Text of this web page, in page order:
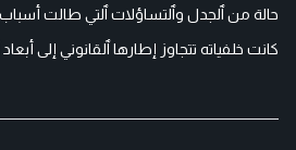
حالة من ٱلجدل وٱلتساؤلات ٱلتي طالت
كانت خلفياته تتجاوز إطارها ٱلقانوني إلى